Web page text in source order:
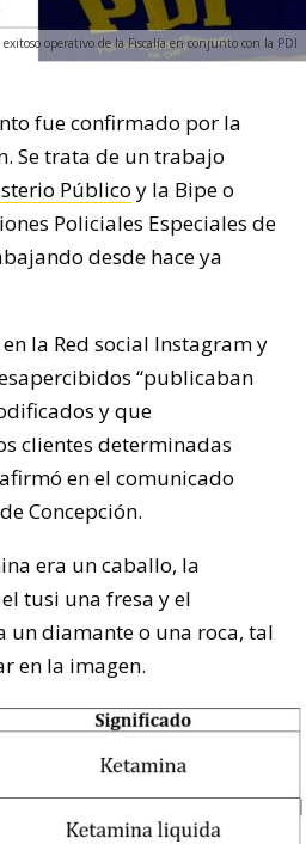
operativo de la Fiscalía en conjunto con la PDI
fue confirmado por la
Se trata de un trabajo
Público y la Bipe o
Policiales Especiales de
desde hace ya
la Red social Instagram y
“publicaban
y que
clientes determinadas
en el comunicado
Concepción.
era un caballo, la
tusi una fresa y el
un diamante o una roca, tal
en la imagen.